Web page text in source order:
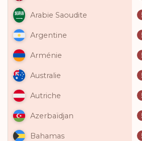
Arabie Saoudite
Argentine
Arménie
Australie
Autriche
Azerbaïdjan
Bahamas